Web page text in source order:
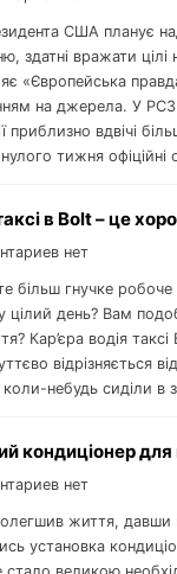
США планує
здатні вражати цілі
«Європейська
на джерела. У
приблизно вдвічі
тижня
в Bolt – це
нет
більш гнучке
день? Вам
Кар’єра водія таксі
відрізняється
небудь сиділи в
кондиціонер
нет
життя,
установка